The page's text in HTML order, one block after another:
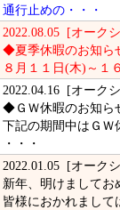
通行止めの・・・
2022.08.05 [オーク
◆夏季休暇のお知
８月１１日(木)～１
2022.04.16 [オーク
◆ＧＷ休暇のお知
下記の期間中はＧＷ
・・・
2022.01.05 [オーク
新年、明けましてお
皆様におかれまして